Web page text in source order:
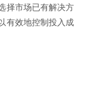
择市场已有解决方
有效地控制投入成